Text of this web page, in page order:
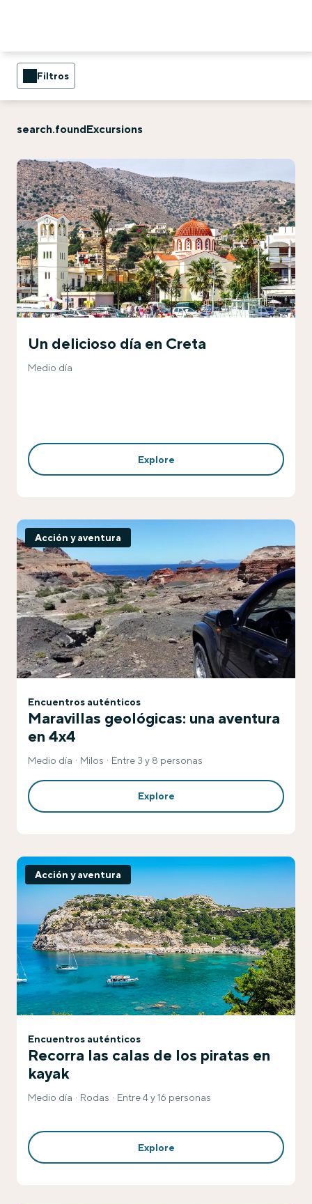
Filtros
search.foundExcursions
Un delicioso día en Creta
Medio día
Explore
Acción y aventura
Encuentros auténticos
Maravillas geológicas: una aventura
en 4x4
Medio día Milos Entre 3 y 8 personas
Explore
Acción y aventura
Encuentros auténticos
Recorra las calas de los piratas en
kayak
Medio día Rodas Entre 4 y 16 personas
Explore